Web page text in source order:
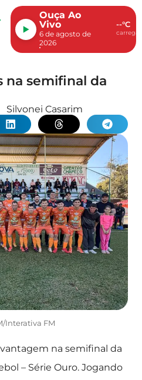
Ouça Ao
Vivo
6 de agosto de
2026
--°C
na semifinal da
Silvonei Casarim
Interativa FM
na semifinal da
– Série Ouro. Jogando